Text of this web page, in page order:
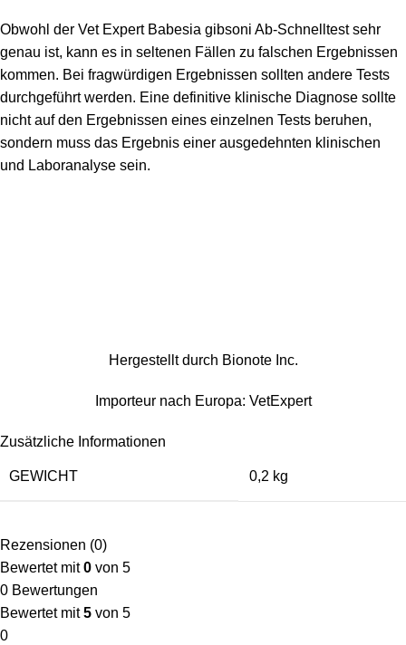
Obwohl der Vet Expert Babesia gibsoni Ab-Schnelltest sehr
genau ist, kann es in seltenen Fällen zu falschen Ergebnissen
kommen. Bei fragwürdigen Ergebnissen sollten andere Tests
durchgeführt werden. Eine definitive klinische Diagnose sollte
nicht auf den Ergebnissen eines einzelnen Tests beruhen,
sondern muss das Ergebnis einer ausgedehnten klinischen
und Laboranalyse sein.
Hergestellt durch Bionote Inc.
Importeur nach Europa: VetExpert
Zusätzliche Informationen
GEWICHT 0,2 kg
Rezensionen (0)
Bewertet mit0 von 5
0 Bewertungen
Bewertet mit5 von 5
0